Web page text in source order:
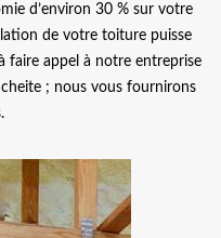
d’environ 30 % sur votre
de votre toiture puisse
faire appel à notre entreprise
; nous vous fournirons